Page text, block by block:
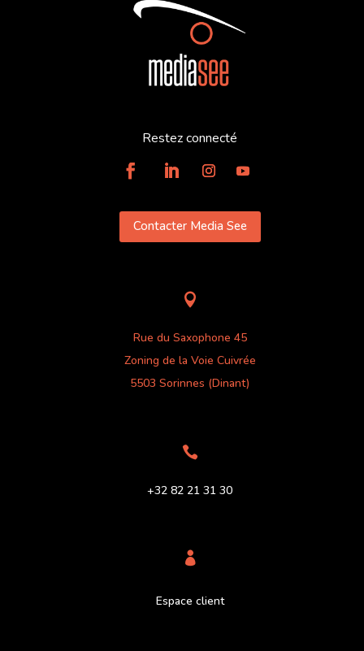
Restez connecté
Contacter Media See

Rue du Saxophone 45
Zoning de la Voie Cuivrée
5503 Sorinnes (Dinant)

+32 82 21 31 30

Espace client